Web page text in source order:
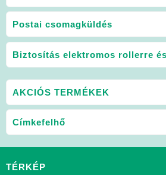
Postai csomagküldés
Biztosítás elektromos rollerre
AKCIÓS TERMÉKEK
Címkefelhő
TÉRKÉP